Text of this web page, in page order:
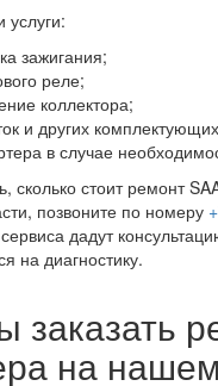
услуги:
зажигания;
реле;
коллектора;
и других
в случае
сколько стоит ремонт
позвоните по номеру
дадут
на диагностику.
заказать
на